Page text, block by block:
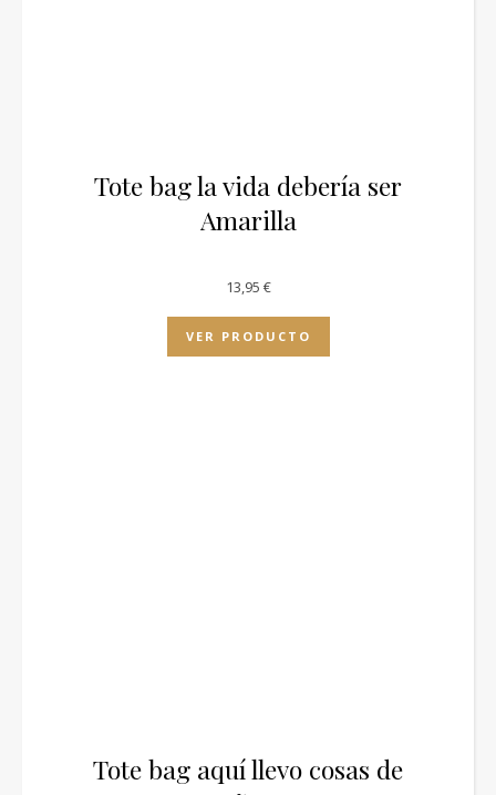
Tote bag la vida debería ser
Amarilla
13,95 €
VER PRODUCTO
Tote bag aquí llevo cosas de